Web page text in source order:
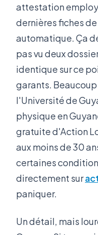
attestation
dernières fiches
automatique. Ça
pas vu deux
identique sur ce
garants.
l'Université de
physique en
gratuite d'Action
aux moins de 30
certaines
directement sur
paniquer.
Un détail, mais